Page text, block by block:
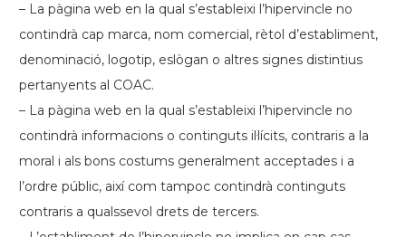
– La pàgina web en la qual s’estableixi l’hipervincle no
contindrà cap marca, nom comercial, rètol d’establiment,
denominació, logotip, eslògan o altres signes distintius
pertanyents al COAC.
– La pàgina web en la qual s’estableixi l’hipervincle no
contindrà informacions o continguts il·lícits, contraris a la
moral i als bons costums generalment acceptades i a
l’ordre públic, així com tampoc contindrà continguts
contraris a qualssevol drets de tercers.